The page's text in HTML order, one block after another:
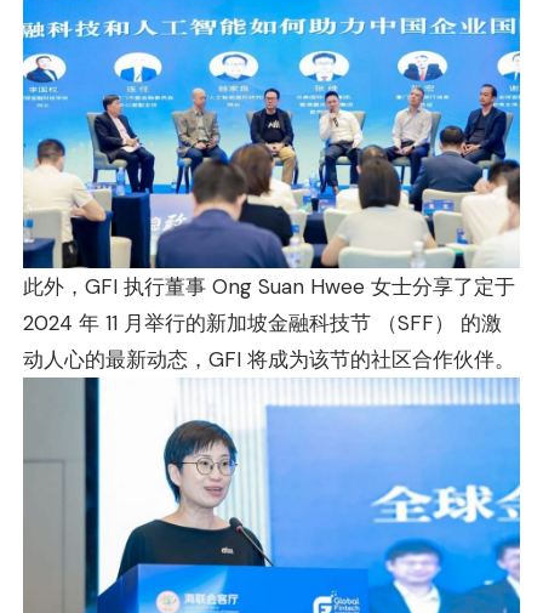
此外，GFI 执行董事 Ong Suan Hwee 女士分享了定于
2024 年 11 月举行的新加坡金融科技节 （SFF） 的激
动人心的最新动态，GFI 将成为该节的社区合作伙伴。